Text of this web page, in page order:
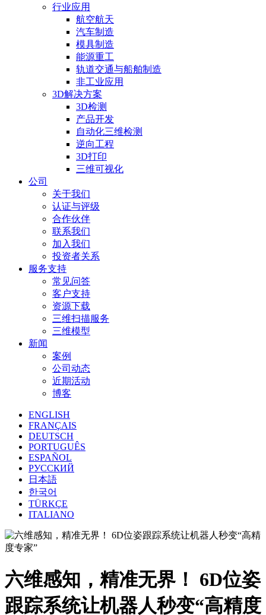
行业应用
航空航天
汽车制造
模具制造
能源重工
轨道交通与船舶制造
非工业应用
3D解决方案
3D检测
产品开发
自动化三维检测
逆向工程
3D打印
三维可视化
公司
关于我们
认证与评级
合作伙伴
联系我们
加入我们
投资者关系
服务支持
常见问答
客户支持
资源下载
三维扫描服务
三维模型
新闻
案例
公司动态
近期活动
博客
ENGLISH
FRANÇAIS
DEUTSCH
PORTUGUÊS
ESPAÑOL
РУССКИЙ
日本語
한국어
TÜRKÇE
ITALIANO
六维感知，精准无界！ 6D位姿
跟踪系统让机器人秒变“高精度